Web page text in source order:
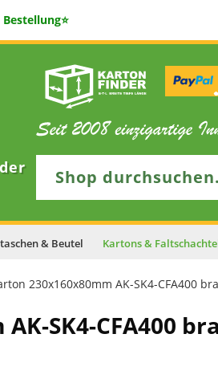
& Beutel Kartons &
230x160x80mm AK-SK4-CFA400
SK4-CFA400